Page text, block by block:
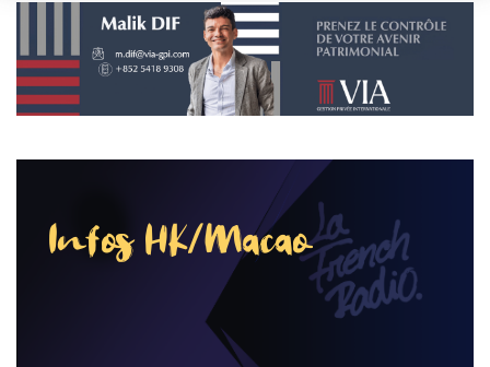
Infos HK/Macao